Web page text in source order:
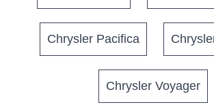
Chrysler Pacifica
Chrysler Voyager